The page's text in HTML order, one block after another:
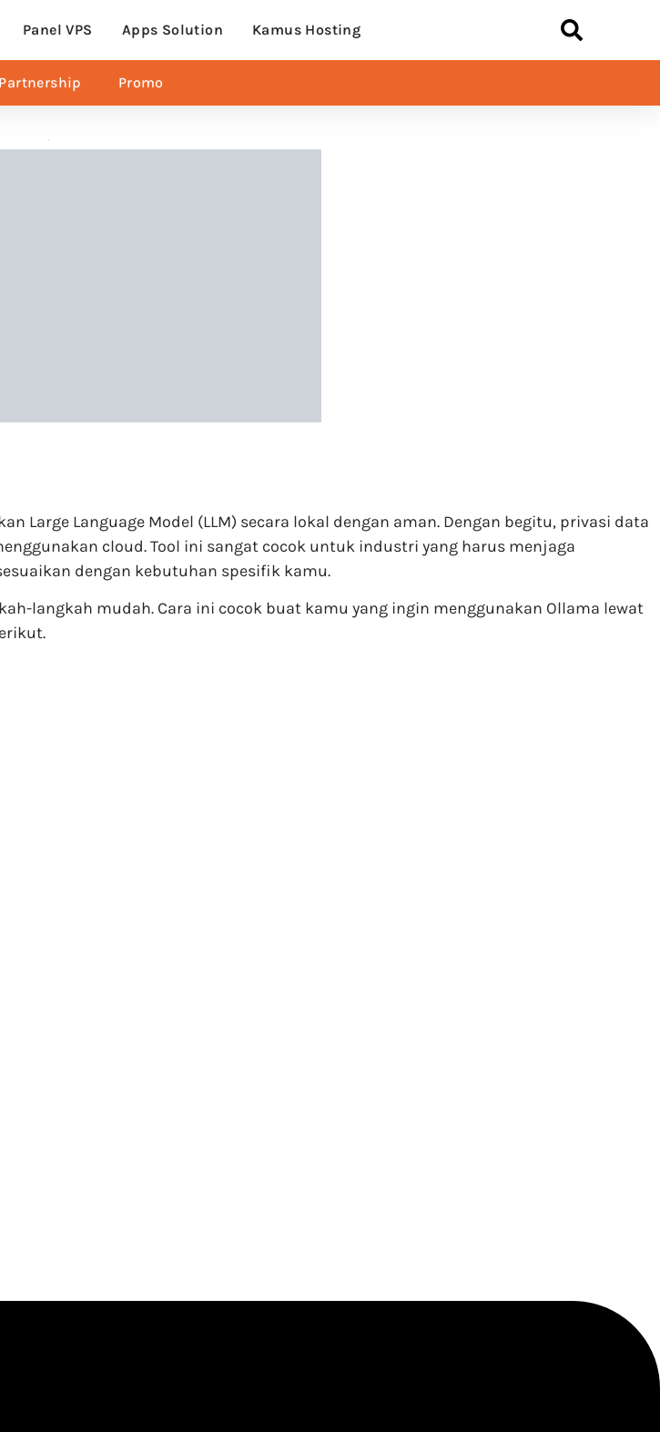
Panel VPS Apps Solution Kamus Hosting
Partnership Promo
Large Language Model (LLM) secara lokal dengan aman. Dengan begitu, privasi data
cloud. Tool ini sangat cocok untuk industri yang harus menjaga
dengan kebutuhan spesifik kamu.
langkah mudah. Cara ini cocok buat kamu yang ingin menggunakan Ollama lewat